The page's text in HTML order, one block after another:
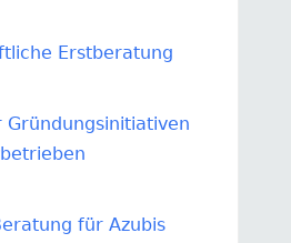
Erstberatung
Gründungsinitiativen
für Azubis